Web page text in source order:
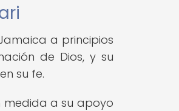
a principios
de Dios, y su
su fe.
medida a su apoyo